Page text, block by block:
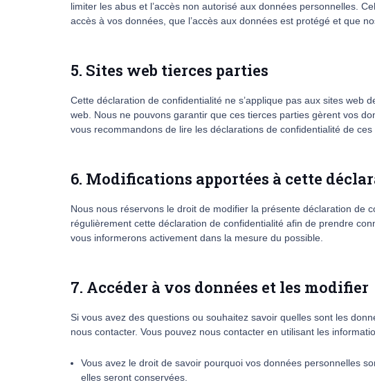
limiter les abus et l’accès non autorisé aux données personnelles.
accès à vos données, que l’accès aux données est protégé et que
5. Sites web tierces parties
Cette déclaration de confidentialité ne s’applique pas aux sites web
web. Nous ne pouvons garantir que ces tierces parties gèrent vos
vous recommandons de lire les déclarations de confidentialité de ces
6. Modifications apportées à cette
Nous nous réservons le droit de modifier la présente déclaration de
régulièrement cette déclaration de confidentialité afin de prendre
vous informerons activement dans la mesure du possible.
7. Accéder à vos données et les modifier
Si vous avez des questions ou souhaitez savoir quelles sont les
nous contacter. Vous pouvez nous contacter en utilisant les
Vous avez le droit de savoir pourquoi vos données personnelles
elles seront conservées.